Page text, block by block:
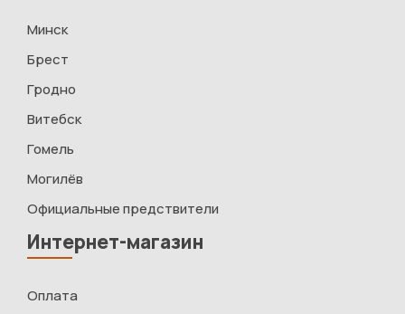
Минск
Брест
Гродно
Витебск
Гомель
Могилёв
Официальные предствители
Интернет-магазин
Оплата